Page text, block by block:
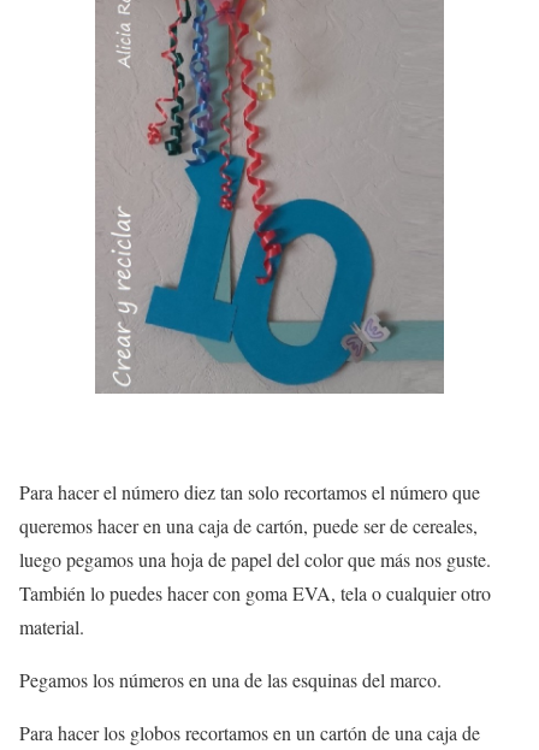
Para hacer el número diez tan solo recortamos el número que
queremos hacer en una caja de cartón, puede ser de cereales,
luego pegamos una hoja de papel del color que más nos guste.
También lo puedes hacer con goma EVA, tela o cualquier otro
material.
Pegamos los números en una de las esquinas del marco.
Para hacer los globos recortamos en un cartón de una caja de